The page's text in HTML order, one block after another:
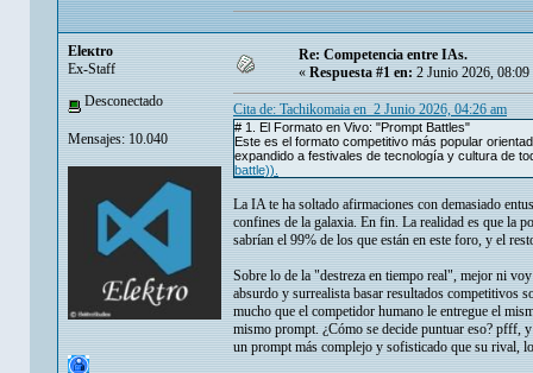
Eleкtro
Ex-Staff
Desconectado
Mensajes: 10.040
Re: Competencia entre IAs.
« Respuesta #1 en: 2 Junio 2026, 08:09
Cita de: Tachikomaia en 2 Junio 2026, 04:26 am
# 1. El Formato en Vivo: "Prompt Battles"
Este es el formato competitivo más popular
expandido a festivales de tecnología y cultura de
battle)).
La IA te ha soltado afirmaciones con demasiado
confines de la galaxia. En fin. La realidad es que la
sabrían el 99% de los que están en este foro, y el
Sobre lo de la "destreza en tiempo real", mejor ni
absurdo y surrealista basar resultados competitivos
mucho que el competidor humano le entregue el
mismo prompt. ¿Cómo se decide puntuar eso? pfff,
un prompt más complejo y sofisticado que su rival,